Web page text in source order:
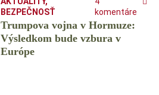
BEZPEČNOSŤ
komentáre
Trumpova vojna v Hormuze:
Výsledkom bude vzbura v
Európe